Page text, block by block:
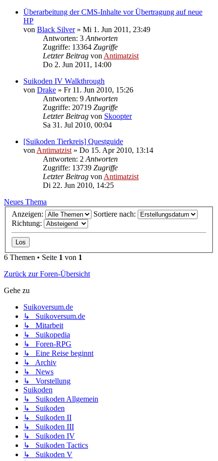
Überarbeitung der CMS-Inhalte vor Übertragung auf neue
HP
von Black Silver» Mi 1. Jun 2011, 23:49
Antworten: 3 Antworten
Zugriffe: 13364 Zugriffe
Letzter Beitrag von Antimatzist
Do 2. Jun 2011, 14:00
Suikoden IV Walkthrough
von Drake » Fr 11. Jun 2010, 15:26
Antworten: 9 Antworten
Zugriffe: 20719 Zugriffe
Letzter Beitrag von Skoopter
Sa 31. Jul 2010, 00:04
[Suikoden Tierkreis] Questguide
von Antimatzist » Do 15. Apr 2010, 13:14
Antworten: 2 Antworten
Zugriffe: 13739 Zugriffe
Letzter Beitrag von Antimatzist
Di 22. Jun 2010, 14:25
Neues Thema
Anzeigen:
Sortiere nach:
Richtung:
6 Themen • Seite 1 von 1
Zurück zur Foren-Übersicht
Gehe zu
Suikoversum.de
↳ Suikoversum.de
↳ Mitarbeit
↳ Suikopedia
↳ Foren-RPG
↳ Eine Reise beginnt
↳ Archiv
↳ News
↳ Vorstellung
Suikoden
↳ Suikoden Allgemein
↳ Suikoden
↳ Suikoden II
↳ Suikoden III
↳ Suikoden IV
↳ Suikoden Tactics
↳ Suikoden V